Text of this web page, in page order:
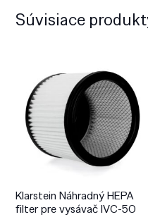
Súvisiace
Klarstein Náhradný HEPA
filter pre vysávač IVC-50